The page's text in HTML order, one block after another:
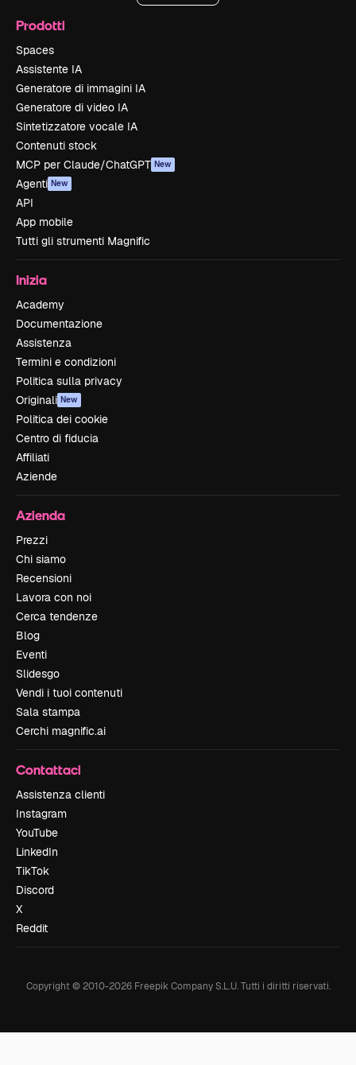
Prodotti
Spaces
Assistente IA
Generatore di immagini IA
Generatore di video IA
Sintetizzatore vocale IA
Contenuti stock
MCP per Claude/ChatGPT New
Agenti New
API
App mobile
Tutti gli strumenti Magnific
Inizia
Academy
Documentazione
Assistenza
Termini e condizioni
Politica sulla privacy
Originali New
Politica dei cookie
Centro di fiducia
Affiliati
Aziende
Azienda
Prezzi
Chi siamo
Recensioni
Lavora con noi
Cerca tendenze
Blog
Eventi
Slidesgo
Vendi i tuoi contenuti
Sala stampa
Cerchi magnific.ai
Contattaci
Assistenza clienti
Instagram
YouTube
LinkedIn
TikTok
Discord
X
Reddit
Copyright © 2010-2026Freepik Company S.L.U. Tutti i diritti riservati.